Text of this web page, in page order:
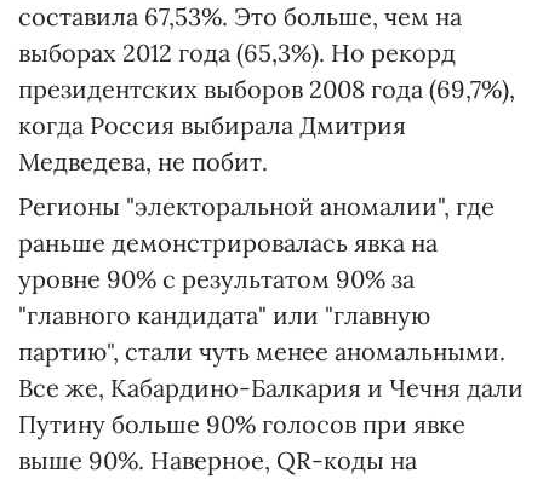
составила 67,53%. Это больше, чем на
выборах 2012 года (65,3%). Но рекорд
президентских выборов 2008 года (69,7%),
когда Россия выбирала Дмитрия
Медведева, не побит.
Регионы "электоральной аномалии", где
раньше демонстрировалась явка на
уровне 90% с результатом 90% за
"главного кандидата" или "главную
партию", стали чуть менее аномальными.
Все же, Кабардино-Балкария и Чечня дали
Путину больше 90% голосов при явке
выше 90%. Наверное, QR-коды на